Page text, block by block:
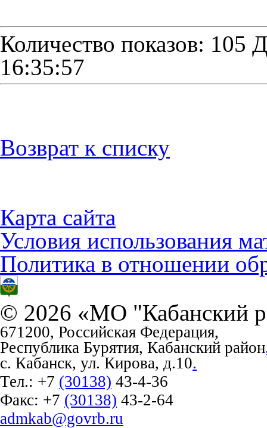
Количество показов: 105
16:35:57
Возврат к списку
Карта сайта
Условия использования
Политика в отношении
© 2026 «МО "Кабанский
671200, Российская Федерация,
Республика Бурятия, Кабанский район
с. Кабанск, ул. Кирова, д.10.
Тел.: +7 (30138) 43-4-36
Факс: +7 (30138) 43-2-64
admkab@govrb.ru